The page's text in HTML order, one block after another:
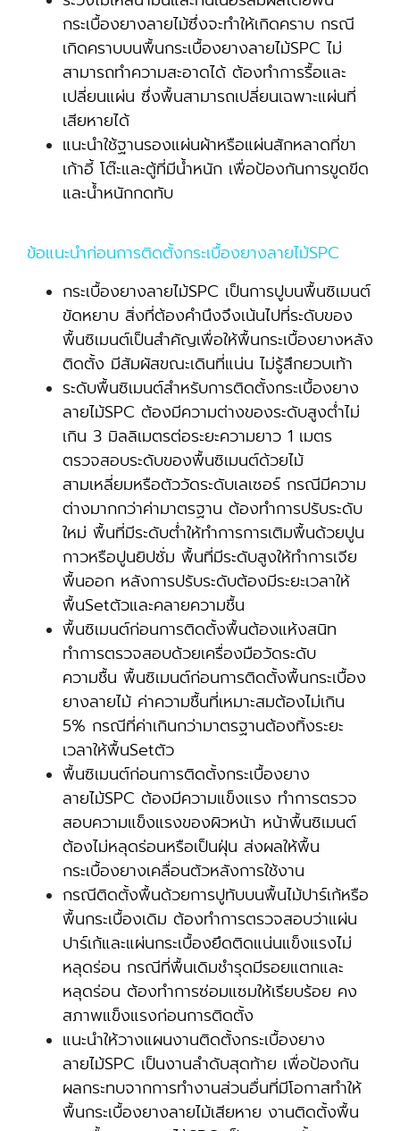
กระเบื้องยางลายไม้ซึ่งจะทำให้เกิดคราบ กรณี
เกิดคราบบนพื้นกระเบื้องยางลายไม้SPC ไม่
สามารถทำความสะอาดได้ ต้องทำการรื้อและ
เปลี่ยนแผ่น ซึ่งพื้นสามารถเปลี่ยนเฉพาะแผ่นที่
เสียหายได้
แนะนำใช้ฐานรองแผ่นผ้าหรือแผ่นสักหลาดที่ขา
เก้าอี้ โต๊ะและตู้ที่มีน้ำหนัก เพื่อป้องกันการขูดขีด
และน้ำหนักกดทับ
ข้อแนะนำก่อนการติดตั้งกระเบื้องยางลายไม้SPC
กระเบื้องยางลายไม้SPC เป็นการปูบนพื้นซิเมนต์
ขัดหยาบ สิ่งที่ต้องคำนึงจึงเน้นไปที่ระดับของ
พื้นซิเมนต์เป็นสำคัญเพื่อให้พื้นกระเบื้องยางหลัง
ติดตั้ง มีสัมผัสขณะเดินที่แน่น ไม่รู้สึกยวบเท้า
ระดับพื้นซิเมนต์สำหรับการติดตั้งกระเบื้องยาง
ลายไม้SPC ต้องมีความต่างของระดับสูงต่ำไม่
เกิน 3 มิลลิเมตรต่อระยะความยาว 1 เมตร
ตรวจสอบระดับของพื้นซิเมนต์ด้วยไม้
สามเหลี่ยมหรือตัววัดระดับเลเซอร์ กรณีมีความ
ต่างมากกว่าค่ามาตรฐาน ต้องทำการปรับระดับ
ใหม่ พื้นที่มีระดับต่ำให้ทำการการเติมพื้นด้วยปูน
กาวหรือปูนยิปซั่ม พื้นที่มีระดับสูงให้ทำการเจีย
พื้นออก หลังการปรับระดับต้องมีระยะเวลาให้
พื้นSetตัวและคลายความชื้น
พื้นซิเมนต์ก่อนการติดตั้งพื้นต้องแห้งสนิท
ทำการตรวจสอบด้วยเครื่องมือวัดระดับ
ความชื้น พื้นซิเมนต์ก่อนการติดตั้งพื้นกระเบื้อง
ยางลายไม้ ค่าความชื้นที่เหมาะสมต้องไม่เกิน
5% กรณีที่ค่าเกินกว่ามาตรฐานต้องทิ้งระยะ
เวลาให้พื้นSetตัว
พื้นซิเมนต์ก่อนการติดตั้งกระเบื้องยาง
ลายไม้SPC ต้องมีความแข็งแรง ทำการตรวจ
สอบความแข็งแรงของผิวหน้า หน้าพื้นซิเมนต์
ต้องไม่หลุดร่อนหรือเป็นฝุ่น ส่งผลให้พื้น
กระเบื้องยางเคลื่อนตัวหลังการใช้งาน
กรณีติดตั้งพื้นด้วยการปูทับบนพื้นไม้ปาร์เก้หรือ
พื้นกระเบื้องเดิม ต้องทำการตรวจสอบว่าแผ่น
ปาร์เก้และแผ่นกระเบื้องยึดติดแน่นแข็งแรงไม่
หลุดร่อน กรณีที่พื้นเดิมชำรุดมีรอยแตกและ
หลุดร่อน ต้องทำการซ่อมแซมให้เรียบร้อย คง
สภาพแข็งแรงก่อนการติดตั้ง
แนะนำให้วางแผนงานติดตั้งกระเบื้องยาง
ลายไม้SPC เป็นงานลำดับสุดท้าย เพื่อป้องกัน
ผลกระทบจากการทำงานส่วนอื่นที่มีโอกาสทำให้
พื้นกระเบื้องยางลายไม้เสียหาย งานติดตั้งพื้น